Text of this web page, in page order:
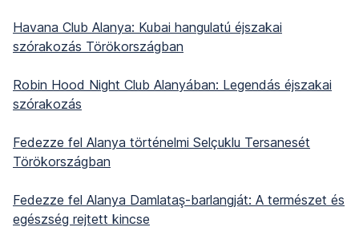
Havana Club Alanya: Kubai hangulatú éjszakai
szórakozás Törökországban
Robin Hood Night Club Alanyában: Legendás éjszakai
szórakozás
Fedezze fel Alanya történelmi Selçuklu Tersanesét
Törökországban
Fedezze fel Alanya Damlataş-barlangját: A természet és
egészség rejtett kincse